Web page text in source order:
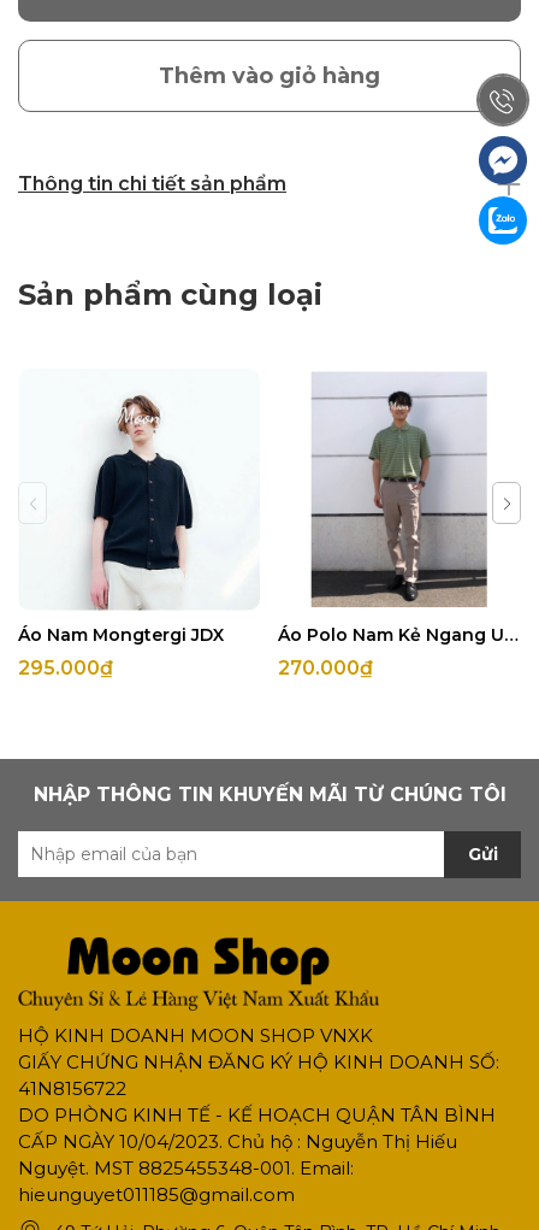
Thêm vào giỏ hàng
Thông tin chi tiết sản phẩm
Sản phẩm cùng loại
Áo Nam Mongtergi JDX
295.000₫
Áo Polo Nam Kẻ Ngang UNI
270.000₫
NHẬP THÔNG TIN KHUYẾN MÃI TỪ CHÚNG TÔI
Gửi
HỘ KINH DOANH MOON SHOP VNXK
GIẤY CHỨNG NHẬN ĐĂNG KÝ HỘ KINH DOANH SỐ:
41N8156722
DO PHÒNG KINH TẾ - KẾ HOẠCH QUẬN TÂN BÌNH
CẤP NGÀY 10/04/2023. Chủ hộ : Nguyễn Thị Hiếu
Nguyệt. MST 8825455348-001. Email:
hieunguyet011185@gmail.com